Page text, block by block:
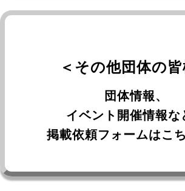
＜その他団体の皆
団体情報、
イベント開催情報な
掲載依頼フォームはこ